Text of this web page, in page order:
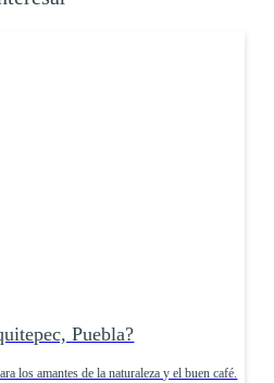
Puebla?
los amantes de la naturaleza y el buen café.